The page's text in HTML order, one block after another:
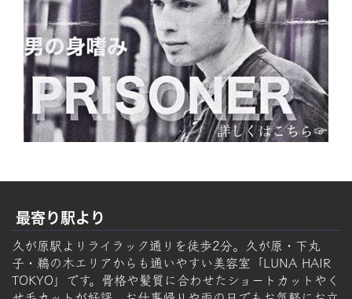
最寄り駅より
久が原駅よりライラック通りを徒歩2分。久が原・下丸
子・鵜の木エリアからも通いやすい美容室「LUNA HAIR
TOKYO」です。骨格や髪質に合わせたショートカットやく